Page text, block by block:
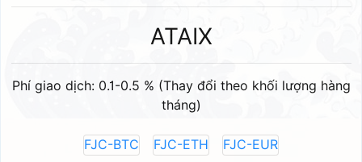
ATAIX
Phí giao dịch: 0.1-0.5 % (Thay đổi theo khối lượng hàng
tháng)
FJC-BTC FJC-ETH FJC-EUR